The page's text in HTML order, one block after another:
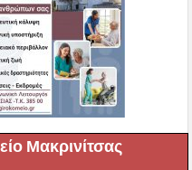
Μακρινίτσας